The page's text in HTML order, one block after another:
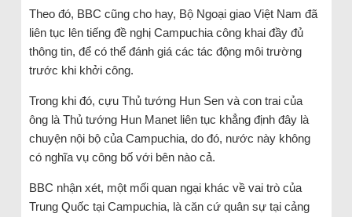
Theo đó, BBC cũng cho hay, Bộ Ngoại giao Việt Nam đã
liên tục lên tiếng đề nghị Campuchia công khai đầy đủ
thông tin, để có thể đánh giá các tác động môi trường
trước khi khởi công.
Trong khi đó, cựu Thủ tướng Hun Sen và con trai của
ông là Thủ tướng Hun Manet liên tục khẳng định đây là
chuyện nội bộ của Campuchia, do đó, nước này không
có nghĩa vụ công bố với bên nào cả.
BBC nhận xét, một mối quan ngại khác về vai trò của
Trung Quốc tại Campuchia, là căn cứ quân sự tại cảng